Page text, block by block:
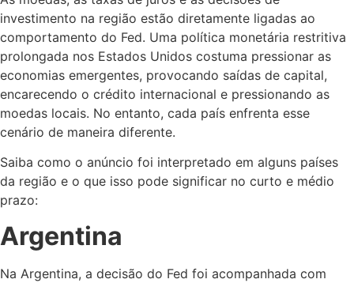
investimento na região estão diretamente ligadas ao
comportamento do Fed. Uma política monetária restritiva
prolongada nos Estados Unidos costuma pressionar as
economias emergentes, provocando saídas de capital,
encarecendo o crédito internacional e pressionando as
moedas locais. No entanto, cada país enfrenta esse
cenário de maneira diferente.
Saiba como o anúncio foi interpretado em alguns países
da região e o que isso pode significar no curto e médio
prazo:
Argentina
Na Argentina, a decisão do Fed foi acompanhada com